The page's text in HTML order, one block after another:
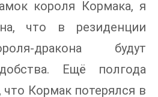
короля Кормака, я
что в резиденции
дракона будут
Ещё полгода
что Кормак потерялся в